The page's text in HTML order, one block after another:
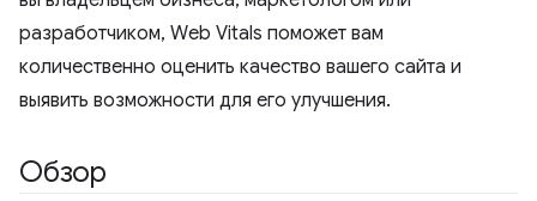
разработчиком, Web Vitals поможет вам
количественно оценить качество вашего сайта и
выявить возможности для его улучшения.
Обзор